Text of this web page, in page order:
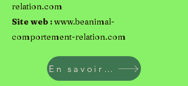
relation.com
Site web :www.beanimal-
comportement-relation.com
En savoir plus